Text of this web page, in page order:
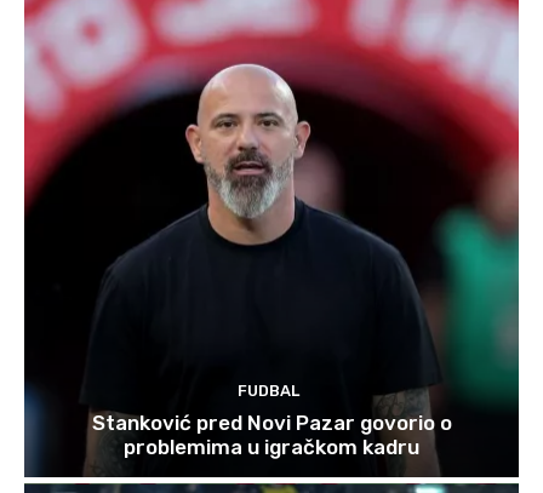
FUDBAL
Stanković pred Novi Pazar govorio o
problemima u igračkom kadru